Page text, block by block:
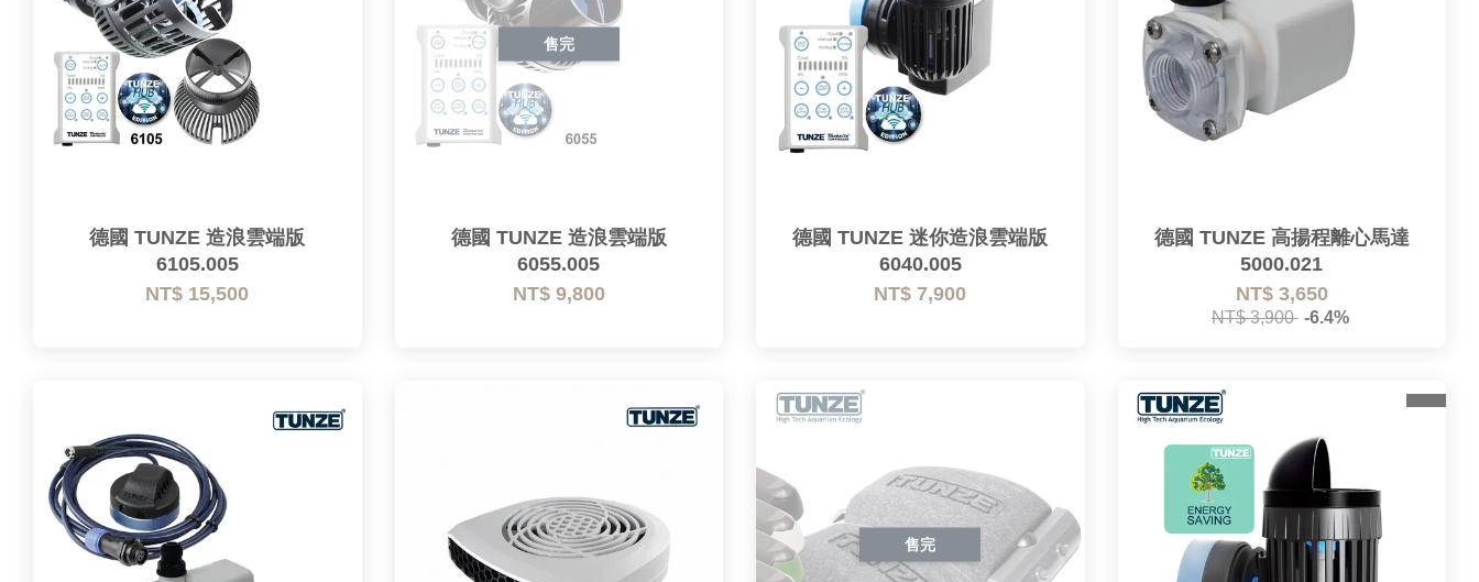
德國 TUNZE 造浪雲端版
6105.005
NT$ 15,500
售完
德國 TUNZE 造浪雲端版
6055.005
NT$ 9,800
德國 TUNZE 迷你造浪雲端版
6040.005
NT$ 7,900
德國 TUNZE 高揚程離心馬達
5000.021
NT$ 3,650
NT$ 3,900 -6.4%
售完